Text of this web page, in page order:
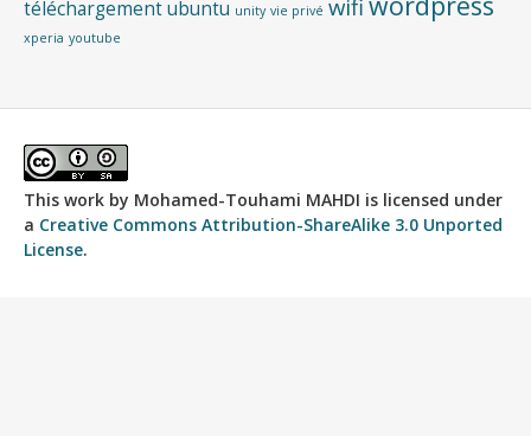
téléchargementubuntu unity vie privé wifi
xperia youtube
This work by Mohamed-Touhami MAHDI is licensed under
a Creative Commons Attribution-ShareAlike 3.0 Unported
License.